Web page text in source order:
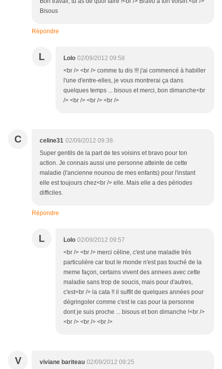
Bisous
Répondre
L Lolo 02/09/2012 09:58
<br /> <br /> comme tu dis !!! j'ai commencé à habiller
l'une d'entre-elles, je vous montrerai ça dans
quelques temps ... bisous et merci, bon dimanche<br
/> <br /> <br /> <br />
C celine31 02/09/2012 09:38
Super gentils de la part de tes voisins et bravo pour ton
action. Je connais aussi une personne atteinte de cette
maladie (l'ancienne nounou de mes enfants) pour l'instant
elle est toujours chez<br /> elle. Mais elle a des périodes
difficiles.
Répondre
L Lolo 02/09/2012 09:57
<br /> <br /> merci céline, c'est une maladie très
particulière car tout le monde n'est pas touché de la
meme façon, certains vivent des annees avec cette
maladie sans trop de soucis, mais pour d'autres,
c'est<br /> la cata !! il suffit de quelques années pour
dégringoler comme c'est le cas pour la personne
dont je suis proche ... bisous et bon dimanche !<br />
<br /> <br /> <br />
V viviane bariteau 02/09/2012 09:25